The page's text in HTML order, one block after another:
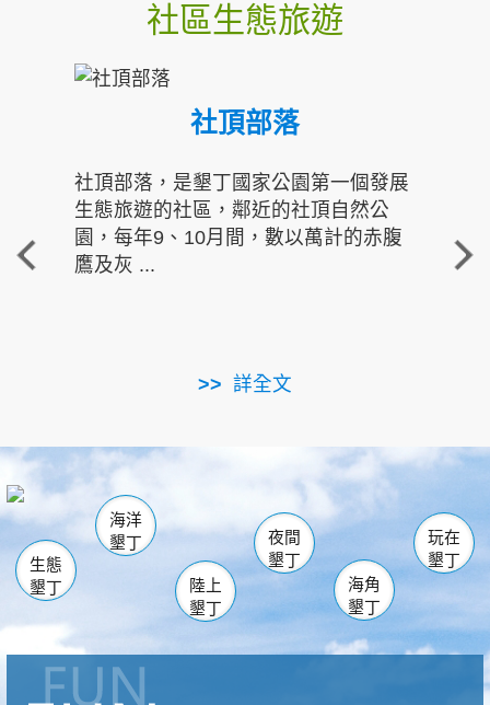
社區生態旅遊
社頂部落
社頂部落，是墾丁國家公園第一個發展
生態旅遊的社區，鄰近的社頂自然公
園，每年9、10月間，數以萬計的赤腹
鷹及灰 ...
詳全文
重
走進
南仁湖
海生館
恆春 佳樂水
龍鑾潭自然中心 森林遊樂區
瓊麻館
關山 墾管處遊客中心
社頂公園 風吹沙
船帆石
白砂 龍磐公園
香蕉灣
砂島
鵝鑾鼻
生態
墾丁
海洋
墾丁
陸上
墾丁
夜間
墾丁
海角
墾丁
玩在
墾丁